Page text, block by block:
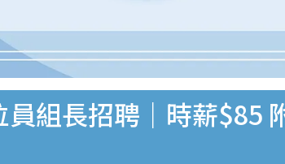
組長招聘｜時薪$85